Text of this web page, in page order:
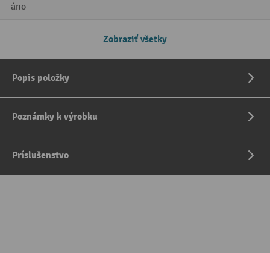
áno
Zobraziť všetky
Popis položky
Poznámky k výrobku
Príslušenstvo